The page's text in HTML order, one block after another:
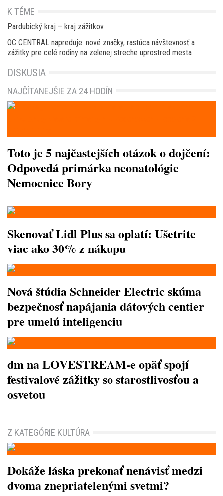
K TÉME
Pardubický kraj – kraj zážitkov
OC CENTRAL napreduje: nové značky, rastúca návštevnosť a
zážitky pre celé rodiny na zelenej streche uprostred mesta
DISKUSIA
NAJČÍTANEJŠIE ZA 24 HODÍN
Toto je 5 najčastejších otázok o dojčení:
Odpovedá primárka neonatológie
Nemocnice Bory
Skenovať Lidl Plus sa oplatí: Ušetrite
viac ako 30% z nákupu
Nová štúdia Schneider Electric skúma
bezpečnosť napájania dátových centier
pre umelú inteligenciu
dm na LOVESTREAM-e opäť spojí
festivalové zážitky so starostlivosťou a
osvetou
Z KATEGÓRIE KULTÚRA
Dokáže láska prekonať nenávisť medzi
dvoma znepriatelenými svetmi?